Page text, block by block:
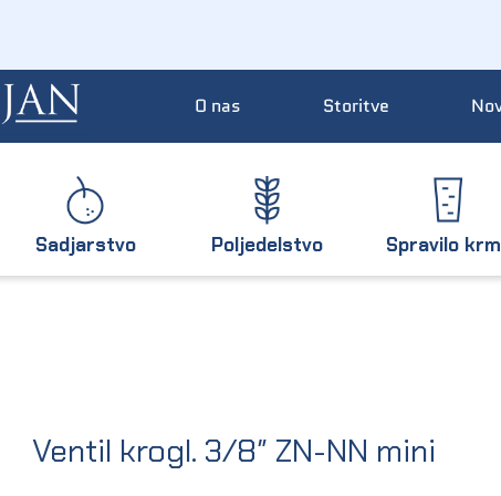
O nas Storitve
Sadjarstvo Poljedelstvo Spravilo
Ventil krogl. 3/8″ ZN-NN mini